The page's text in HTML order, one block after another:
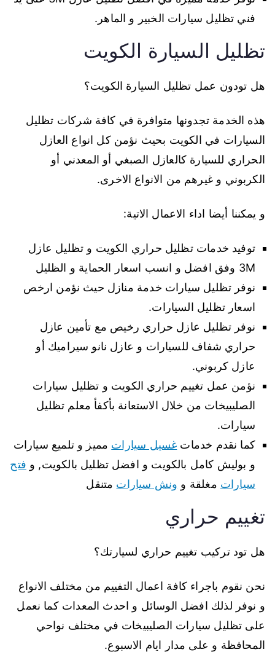
فني تظليل سيارات الخبير و الماهر.
تظليل السيارة الكويت
هل تودون عمل تظليل السيارة الكويت؟
هذه الخدمة تجدونها متوافرة في كافة شركات تظليل
السيارات في الكويت بحيث نؤمن كل انواع العازل
الحراري للسيارة كالعازل الصبغي أو المعدني أو
الكربوني و غيرهم من الانواع الاخرى.
و يمكننا أيضا اداء الاعمال الاتية:
توفيد خدمات تظليل حراري الكويت و تظليل عازل
3M وفق افضل و انسب اسعار الحماية و الظليل
نوفر تظليل سيارات خدمة منازل حيث نؤمن ارخص
اسعار تظليل السيارات.
نوفر تظليل عازل حراري رخيص مع تأمين عازل
حراري شفاف للسيارات و عازل نانو سيراميك أو
عازل كربوني.
نؤمن عمل تغييم حراري الكويت و تظليل سيارات
الصليبيخات من خلال الاستعانة بأكفأ معلم تظليل
سيارات.
كما نقدم خدمات غسيل سيارات مميز و تلميع سيارات
و بوليش كامل بالكويت و افضل تظليل بالكويت, و فتح
سيارات مغلقة و ونش سيارات متنقل
تغييم حراري
هل تود تركيب تغييم حراري لسيارتك؟
نحن نقوم باجراء كافة اعمال التفييم من مختلف الانواع
و نوفر لذلك افضل الوسائل و احدث المعدات كما نعمل
على تظليل سيارات الصليبيخات في مختلف نواحي
المحافظة و على مدار ايام الاسبوع.